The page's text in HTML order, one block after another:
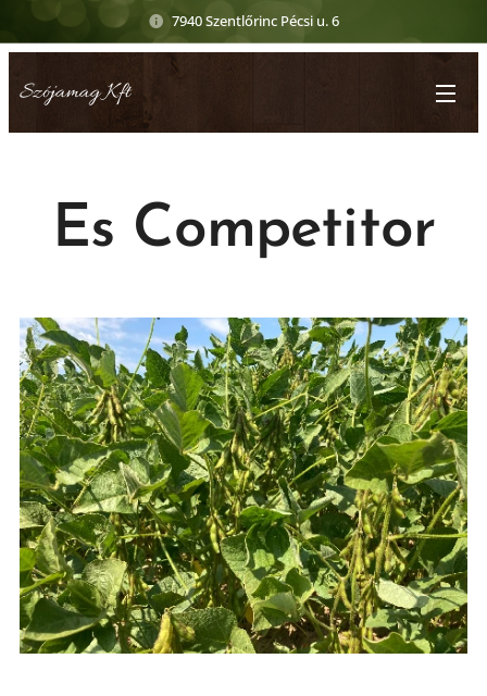
7940 Szentlőrinc Pécsi u. 6
Szójamag Kft
Es Competitor